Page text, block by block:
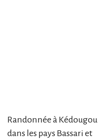
Randonnée à Kédougou
dans les pays Bassari et